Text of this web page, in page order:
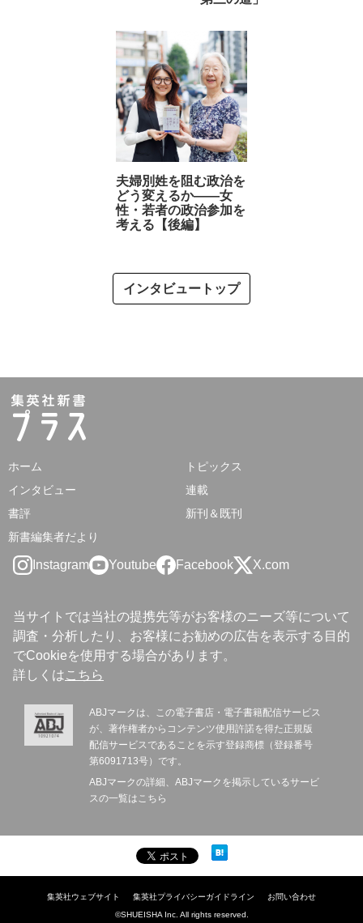
夫婦別姓を阻む政治を
どう変えるか――女
性・若者の政治参加を
考える【後編】
インタビュートップ
ホーム
トピックス
インタビュー
連載
書評
新刊＆既刊
新書編集者だより
Instagram Youtube Facebook X.com
当サイトでは当社の提携先等がお客様のニーズ等について
調査・分析したり、お客様にお勧めの広告を表示する目的
でCookieを使用する場合があります。
詳しくはこちら
ABJマークは、この電子書店・電子書籍配信サービス
が、著作権者からコンテンツ使用許諾を得た正規版
配信サービスであることを示す登録商標（登録番号
第6091713号）です。
ABJマークの詳細、ABJマークを掲示しているサービ
スの一覧は こちら
集英社ウェブサイト 集英社プライバシーガイドライン
お問い合わせ
©SHUEISHA Inc. All rights reserved.